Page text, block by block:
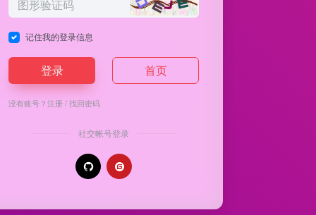
记住我的登录信息
登录 首页
没有账号？注册/找回密码
社交帐号登录